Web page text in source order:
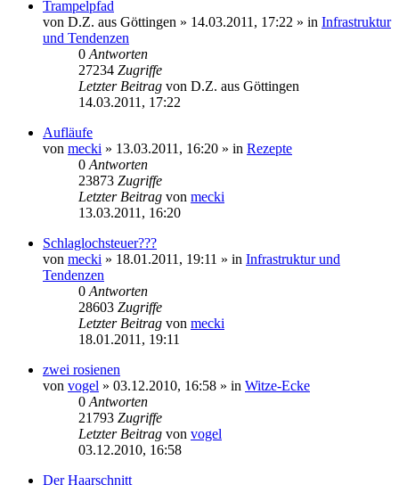
Trampelpfad
von D.Z. aus Göttingen » 14.03.2011, 17:22 » in Infrastruktur
und Tendenzen
0 Antworten
27234 Zugriffe
Letzter Beitrag von D.Z. aus Göttingen
14.03.2011, 17:22
Aufläufe
von mecki » 13.03.2011, 16:20 » in Rezepte
0 Antworten
23873 Zugriffe
Letzter Beitrag von mecki
13.03.2011, 16:20
Schlaglochsteuer???
von mecki » 18.01.2011, 19:11 » in Infrastruktur und
Tendenzen
0 Antworten
28603 Zugriffe
Letzter Beitrag von mecki
18.01.2011, 19:11
zwei rosienen
von vogel » 03.12.2010, 16:58 » in Witze-Ecke
0 Antworten
21793 Zugriffe
Letzter Beitrag von vogel
03.12.2010, 16:58
Der Haarschnitt